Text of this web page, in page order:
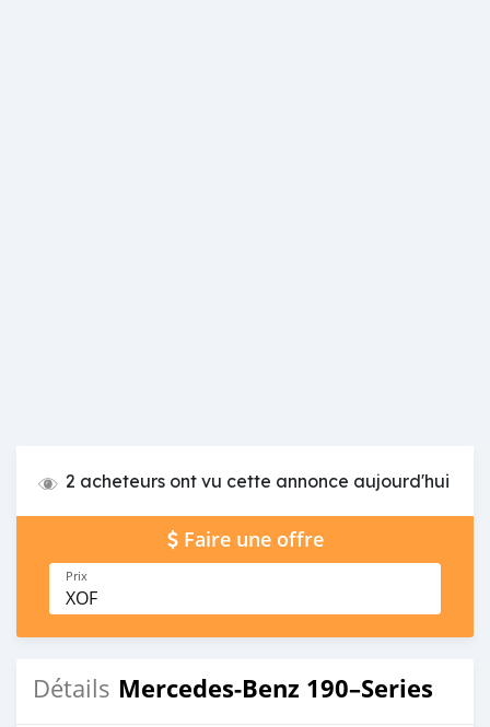
2 acheteurs ont vu cette annonce aujourd'hui
Faire une offre
Prix
XOF
Détails Mercedes-Benz 190–Series